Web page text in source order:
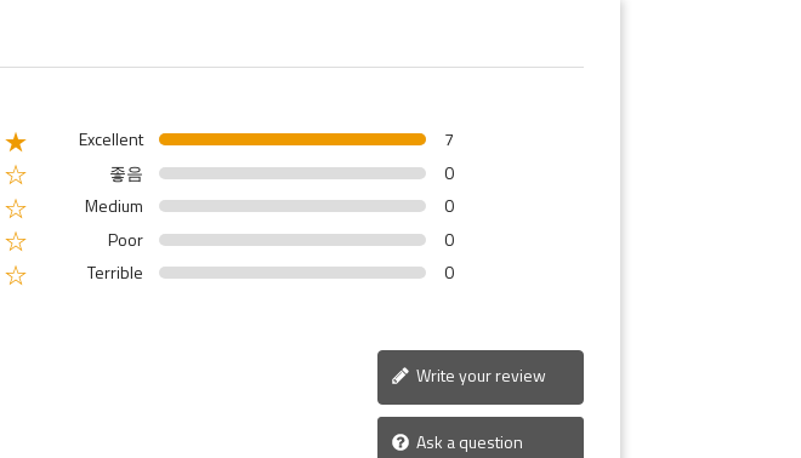
Excellent 7
좋음 0
Medium 0
Poor 0
Terrible 0
Write your review
Ask a question